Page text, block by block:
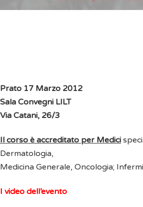
Prato 17 Marzo 2012
Sala Convegni LILT
Via Catani, 26/3
Il corso è accreditato per Medici
Dermatologia,
Medicina Generale, Oncologia;
I video dell’evento